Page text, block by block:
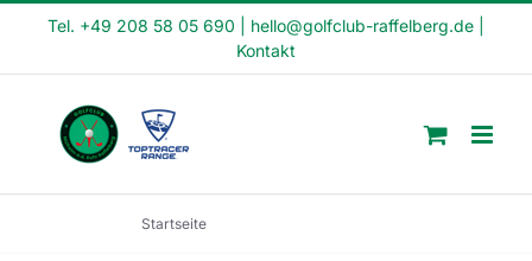
Tel. +49 208 58 05 690 hello@golfclub-raffelberg.de
Kontakt
Startseite